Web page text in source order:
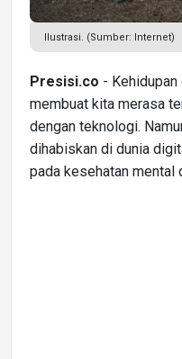
Ilustrasi. (Sumber: Internet)
Presisi.co -
membuat kita merasa
dengan teknologi.
dihabiskan di dunia
pada kesehatan mental